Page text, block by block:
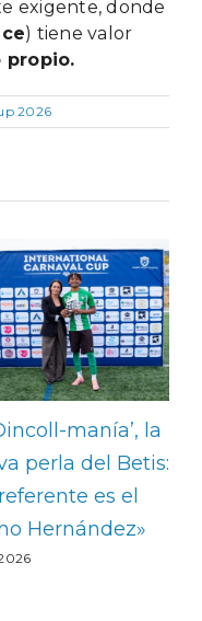
exigente, donde
) tiene valor
propio.
2026
manía’, la
perla del Betis:
es el
Hernández»